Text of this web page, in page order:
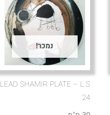
נמכר!
LEAD SHAMIR PLATE – L.S
24